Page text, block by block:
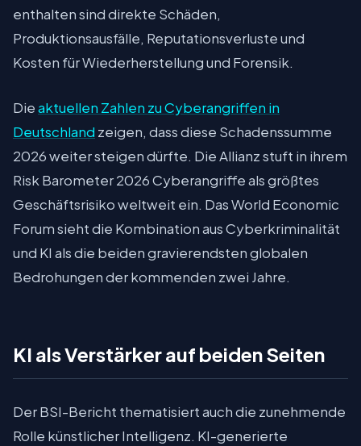
enthalten sind direkte Schäden,
Produktionsausfälle, Reputationsverluste und
Kosten für Wiederherstellung und Forensik.
Dieaktuellen Zahlen zu Cyberangriffen in
Deutschland zeigen, dass diese Schadenssumme
2026 weiter steigen dürfte. Die Allianz stuft in ihrem
Risk Barometer 2026 Cyberangriffe als größtes
Geschäftsrisiko weltweit ein. Das World Economic
Forum sieht die Kombination aus Cyberkriminalität
und KI als die beiden gravierendsten globalen
Bedrohungen der kommenden zwei Jahre.
KI als Verstärker auf beiden Seiten
Der BSI-Bericht thematisiert auch die zunehmende
Rolle künstlicher Intelligenz. KI-generierte